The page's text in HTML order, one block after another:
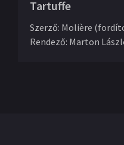
Tartuffe
Szerző: Molière
Rendező: Marton